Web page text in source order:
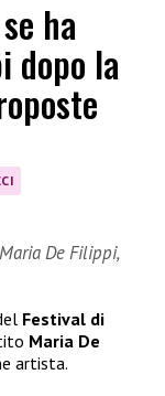
ha
dopo la
De Filippi,
Festival di
Maria De
artista.